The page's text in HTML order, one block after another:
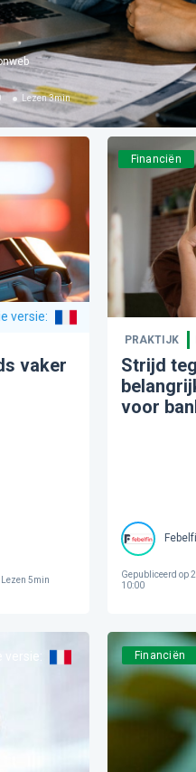
Lezen3min
versie:
vaker
Lezen 5min
Financiën
PRAKTIJK
Strijd
voor
Gepubliceerd op
10:00
versie: Financiën